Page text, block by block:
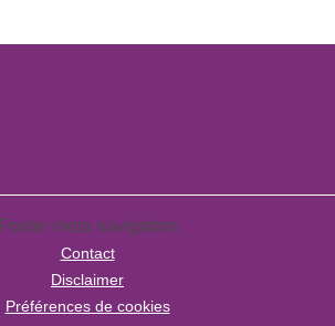
Footer meta navigation
Contact
Disclaimer
Préférences de cookies